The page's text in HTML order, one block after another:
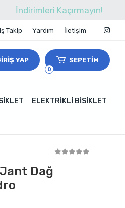
Kaçırmayın! Tüm
Takip Yardım İletişim
YAP
0
SEPETİM
ELEKTRIKLI BISIKLET
Dağ